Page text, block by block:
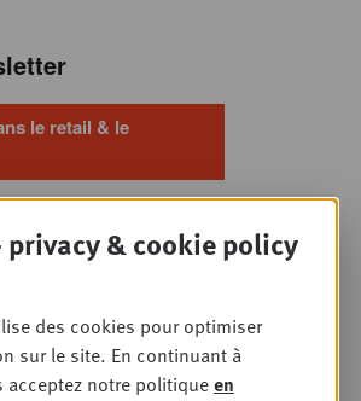
le retail & le
- Joint
planning
Succes aan de
privacy & cookie policy
des cookies pour optimiser
sur le site. En continuant à
acceptez notre politiqueen